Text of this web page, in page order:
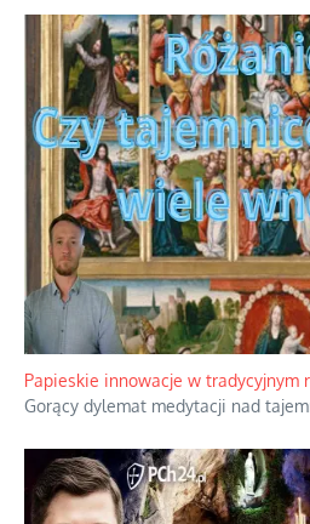
Kamienie i siekiery przeciw czołgom
Gorzka analityka decyzji